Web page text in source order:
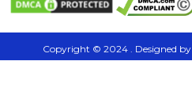
Copyright © 2024 . Designed by